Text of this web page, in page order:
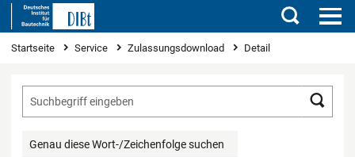
Suchen
Sie sind hier
Startseite Service Zulassungsdownload Detail
Genau diese Wort-/Zeichenfolge suchen